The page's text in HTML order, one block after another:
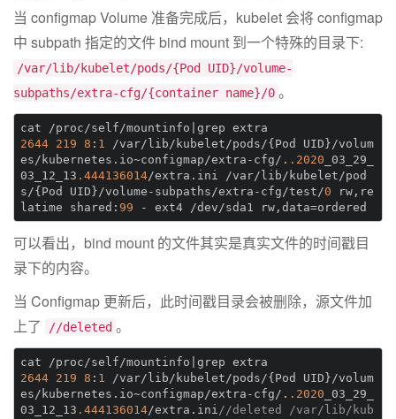
当 configmap Volume 准备完成后，kubelet 会将 configmap
中 subpath 指定的文件 bind mount 到一个特殊的目录下:
/var/lib/kubelet/pods/{Pod UID}/volume-
subpaths/extra-cfg/{container name}/0 。
cat /proc/
2644
219 8 : 1 /var/lib /kubelet/pods /{Pod UID} /volum
es/ kubernetes.io~configmap /extra-cfg/ . .2020 _03_29_
03_12_13 .444136014/extra.ini /var/lib /kubelet/pod
s/{Pod UID} /volume-subpaths/extra-cfg /test/0 rw,re
latime shared: 99 - ext4 /dev/
可以看出，bind mount 的文件其实是真实文件的时间戳目
录下的内容。
当 Configmap 更新后，此时间戳目录会被删除，源文件加
上了
//deleted 。
cat /proc/
2644
219 8 : 1 /var/lib /kubelet/pods /{Pod UID} /volum
es/ kubernetes.io~configmap /extra-cfg/ . .2020 _03_29_
03_12_13 .444136014/extra.ini //deleted /var/lib/kub